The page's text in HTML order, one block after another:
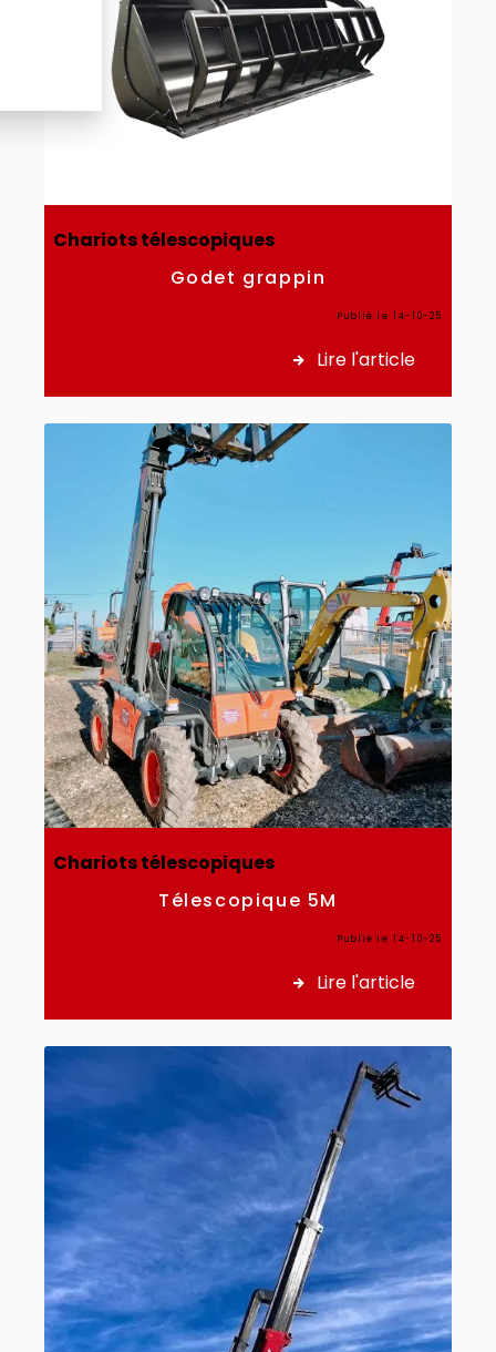
Chariots télescopiques
Godet grappin
Publié le 14-10-25
Lire l'article
Chariots télescopiques
Télescopique 5M
Publié le 14-10-25
Lire l'article